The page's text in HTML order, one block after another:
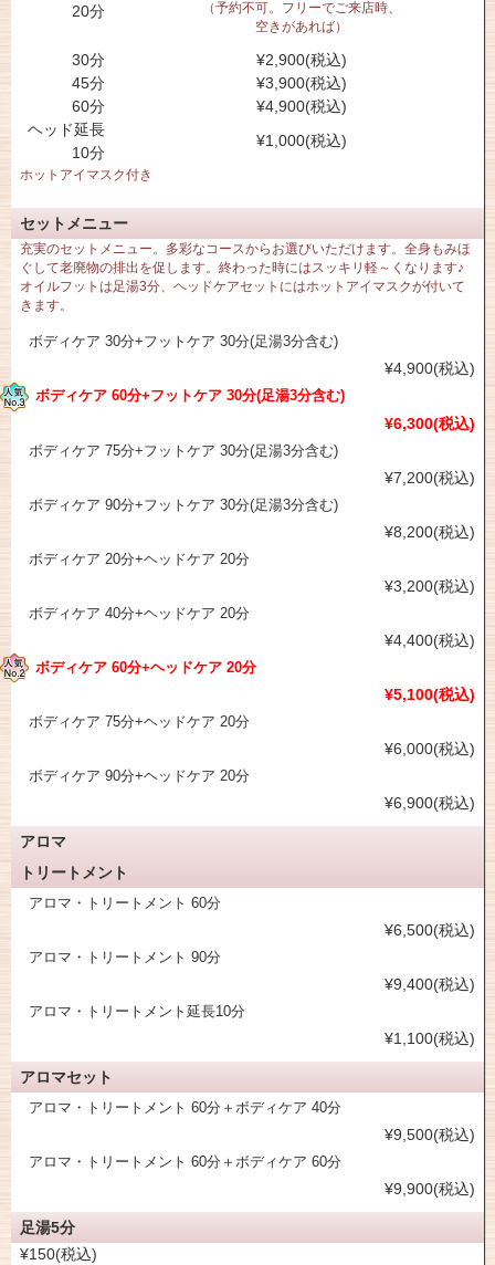
20分
（予約不可。フリーでご来店時、
空きがあれば）
30分
¥2,900(税込)
45分
¥3,900(税込)
60分
¥4,900(税込)
ヘッド延長
10分
¥1,000(税込)
ホットアイマスク付き
セットメニュー
充実のセットメニュー。多彩なコースからお選びいただけます。全身もみほ
ぐして老廃物の排出を促します。終わった時にはスッキリ軽～くなります♪
オイルフットは足湯3分、ヘッドケアセットにはホットアイマスクが付いて
きます。
ボディケア 30分+フットケア 30分(足湯3分含む)
¥4,900(税込)
ボディケア 60分+フットケア 30分(足湯3分含む)
¥6,300(税込)
ボディケア 75分+フットケア 30分(足湯3分含む)
¥7,200(税込)
ボディケア 90分+フットケア 30分(足湯3分含む)
¥8,200(税込)
ボディケア 20分+ヘッドケア 20分
¥3,200(税込)
ボディケア 40分+ヘッドケア 20分
¥4,400(税込)
ボディケア 60分+ヘッドケア 20分
¥5,100(税込)
ボディケア 75分+ヘッドケア 20分
¥6,000(税込)
ボディケア 90分+ヘッドケア 20分
¥6,900(税込)
アロマ
トリートメント
アロマ・トリートメント 60分
¥6,500(税込)
アロマ・トリートメント 90分
¥9,400(税込)
アロマ・トリートメント延長10分
¥1,100(税込)
アロマセット
アロマ・トリートメント 60分＋ボディケア 40分
¥9,500(税込)
アロマ・トリートメント 60分＋ボディケア 60分
¥9,900(税込)
足湯5分
¥150(税込)